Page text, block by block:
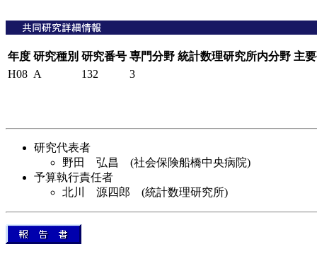
年度 研究種別 研究番号 専門分野 統計数理研究所内分野 主
H08 A 132 3
研究代表者
野田 弘昌 (社会保険船橋中央病院)
予算執行責任者
北川 源四郎 (統計数理研究所)